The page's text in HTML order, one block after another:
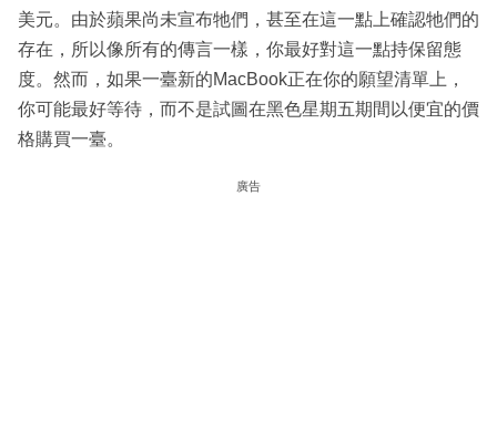
美元。由於蘋果尚未宣布牠們，甚至在這一點上確認牠們的
存在，所以像所有的傳言一樣，你最好對這一點持保留態
度。然而，如果一臺新的MacBook正在你的願望清單上，
你可能最好等待，而不是試圖在黑色星期五期間以便宜的價
格購買一臺。
廣告